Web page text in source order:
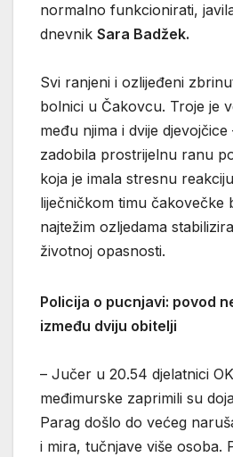
normalno funkcionirati,
dnevnik Sara Badžek.
Svi ranjeni i ozlijeđeni
bolnici u Čakovcu. Troje je
među njima i dvije djevojčice
zadobila prostrijelnu ranu
koja je imala stresnu
liječničkom timu čakovečke
najtežim ozljedama
životnoj opasnosti.
Policija o pucnjavi: povod
između dviju obitelji
– Jučer u 20.54 djelatnici
međimurske zaprimili su
Parag došlo do većeg
i mira, tučnjave više osoba.